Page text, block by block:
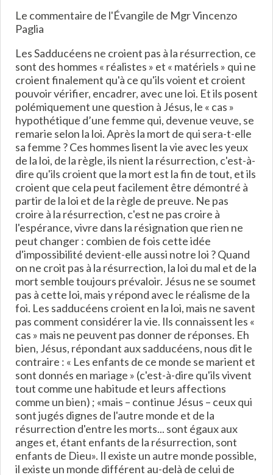
Le commentaire de l'Évangile de Mgr Vincenzo
Paglia
Les Sadducéens ne croient pas à la résurrection, ce
sont des hommes « réalistes » et « matériels » qui ne
croient finalement qu'à ce qu'ils voient et croient
pouvoir vérifier, encadrer, avec une loi. Et ils posent
polémiquement une question à Jésus, le « cas »
hypothétique d’une femme qui, devenue veuve, se
remarie selon la loi. Après la mort de qui sera-t-elle
sa femme ? Ces hommes lisent la vie avec les yeux
de la loi, de la règle, ils nient la résurrection, c'est-à-
dire qu'ils croient que la mort est la fin de tout, et ils
croient que cela peut facilement être démontré à
partir de la loi et de la règle de preuve. Ne pas
croire à la résurrection, c'est ne pas croire à
l'espérance, vivre dans la résignation que rien ne
peut changer : combien de fois cette idée
d'impossibilité devient-elle aussi notre loi ? Quand
on ne croit pas à la résurrection, la loi du mal et de la
mort semble toujours prévaloir. Jésus ne se soumet
pas à cette loi, mais y répond avec le réalisme de la
foi. Les sadducéens croient en la loi, mais ne savent
pas comment considérer la vie. Ils connaissent les «
cas » mais ne peuvent pas donner de réponses. Eh
bien, Jésus, répondant aux sadducéens, nous dit le
contraire : « Les enfants de ce monde se marient et
sont donnés en mariage » (c'est-à-dire qu'ils vivent
tout comme une habitude et leurs affections
comme un bien) ; «mais – continue Jésus – ceux qui
sont jugés dignes de l'autre monde et de la
résurrection d'entre les morts... sont égaux aux
anges et, étant enfants de la résurrection, sont
enfants de Dieu». Il existe un autre monde possible,
il existe un monde différent au-delà de celui de